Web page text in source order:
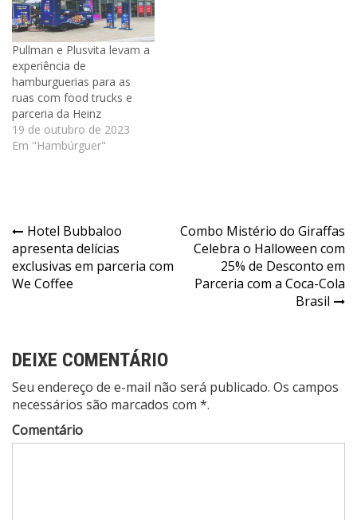
Pullman e Plusvita levam a
experiência de
hamburguerias para as
ruas com food trucks e
parceria da Heinz
19 de outubro de 2023
Em "Hambúrguer"
Navegação
de
Post
Hotel Bubbaloo
apresenta delícias
exclusivas em parceria com
We Coffee
Combo Mistério do Giraffas
Celebra o Halloween com
25% de Desconto em
Parceria com a Coca-Cola
Brasil
DEIXE COMENTÁRIO
Seu endereço de e-mail não será publicado. Os campos
necessários são marcados com *.
Comentário